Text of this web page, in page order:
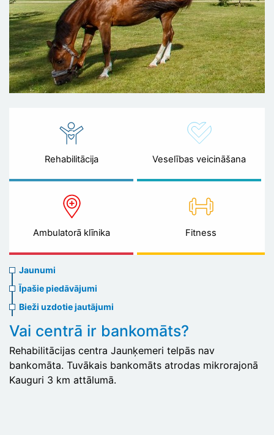
Rehabilitācija Veselības veicināšana
Ambulatorā klīnika Fitness
News
menu
Jaunumi
Īpašie piedāvājumi
Bieži uzdotie jautājumi
Vai centrā ir bankomāts?
Rehabilitācijas centra Jaunķemeri telpās nav
bankomāta. Tuvākais bankomāts atrodas mikrorajonā
Kauguri 3 km attālumā.